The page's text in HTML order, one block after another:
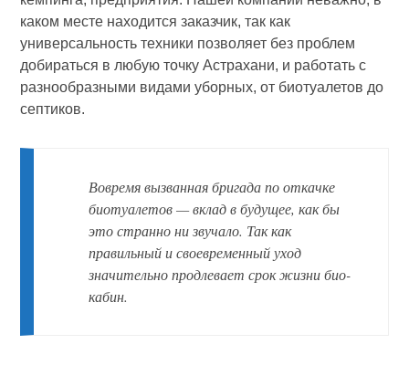
каком месте находится заказчик, так как
универсальность техники позволяет без проблем
добираться в любую точку Астрахани, и работать с
разнообразными видами уборных, от биотуалетов до
септиков.
Вовремя вызванная бригада по откачке
биотуалетов — вклад в будущее, как бы
это странно ни звучало. Так как
правильный и своевременный уход
значительно продлевает срок жизни био-
кабин.